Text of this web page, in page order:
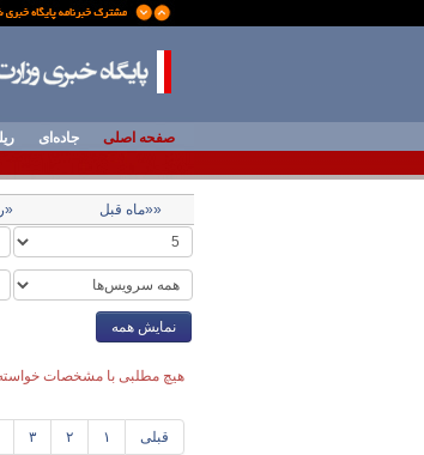
صفحه اصلی جاده‌ای
««ماه قبل
نمایش همه
هیچ مطلبی با مشخصات
قبلی ۱ ۲ ۳